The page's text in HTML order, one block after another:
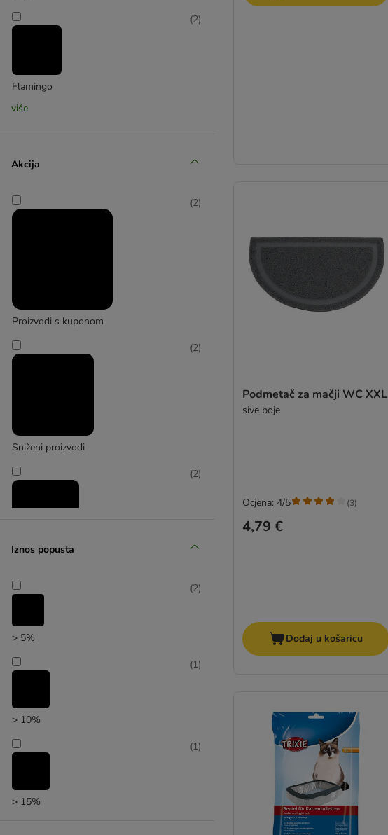
Flamingo
(2)
(7)
No Brand
više
Akcija
Proizvodi s kuponom
(2)
Sniženi proizvodi
(2)
zooplus izbor
(2)
Iznos popusta
> 5%
(2)
> 10%
(1)
> 15%
(1)
Podmetač za mačji WC XXL
sive boje
4,79 €
Ocjena: 4/5 (3)
Dodaj u košaricu